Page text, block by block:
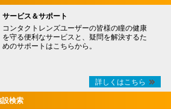
サービス＆サポート
コンタクトレンズユーザーの皆様の瞳の健康
を守る便利なサービスと、疑問を解決するた
めのサポートはこちらから。
詳しくはこちら
設検索